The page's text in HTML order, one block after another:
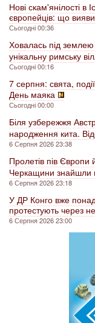
Нові скам'янілості в
європейців: що
Сьогодні 00:36
Ховалась під
унікальну римську
Сьогодні 00:16
7 серпня: свята,
День маяка
Сьогодні 00:00
Біля узбережжя
народження кита.
6 Серпня 2026 23:38
Пролетів пів Європи
Черкащини знайшли
6 Серпня 2026 23:18
У ДР Конго вже
протестують через
6 Серпня 2026 23:00